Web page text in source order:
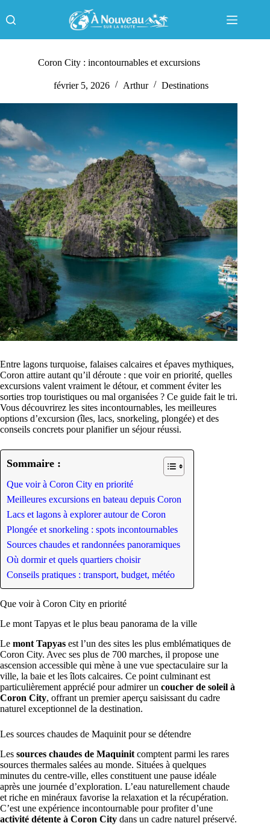
au
contenu
Coron City : incontournables et excursions
février 5, 2026 Arthur Destinations
Entre lagons turquoise, falaises calcaires et épaves mythiques,
Coron attire autant qu’il déroute : que voir en priorité, quelles
excursions valent vraiment le détour, et comment éviter les
sorties trop touristiques ou mal organisées ? Ce guide fait le tri.
Vous découvrirez les sites incontournables, les meilleures
options d’excursion (îles, lacs, snorkeling, plongée) et des
conseils concrets pour planifier un séjour réussi.
Sommaire :
Que voir à Coron City en priorité
Meilleures excursions en bateau depuis Coron
Lacs et lagons à explorer autour de Coron
Plongée et snorkeling : spots incontournables
Sources chaudes et randonnées panoramiques
Où dormir et quels quartiers choisir
Conseils pratiques : transport, budget, météo
Que voir à Coron City en priorité
Le mont Tapyas et le plus beau panorama de la ville
Le mont Tapyas est l’un des sites les plus emblématiques de
Coron City. Avec ses plus de 700 marches, il propose une
ascension accessible qui mène à une vue spectaculaire sur la
ville, la baie et les îlots calcaires. Ce point culminant est
particulièrement apprécié pour admirer un coucher de soleil à
Coron City, offrant un premier aperçu saisissant du cadre
naturel exceptionnel de la destination.
Les sources chaudes de Maquinit pour se détendre
Les sources chaudes de Maquinit comptent parmi les rares
sources thermales salées au monde. Situées à quelques
minutes du centre-ville, elles constituent une pause idéale
après une journée d’exploration. L’eau naturellement chaude
et riche en minéraux favorise la relaxation et la récupération.
C’est une expérience incontournable pour profiter d’une
activité détente à Coron City dans un cadre naturel préservé.